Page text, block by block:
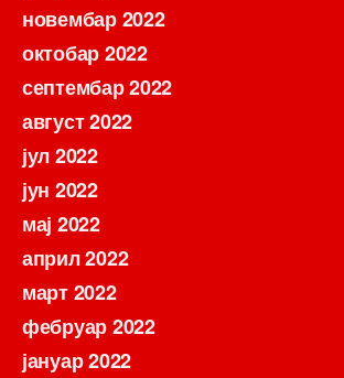
новембар 2022
октобар 2022
септембар 2022
август 2022
јул 2022
јун 2022
мај 2022
април 2022
март 2022
фебруар 2022
јануар 2022